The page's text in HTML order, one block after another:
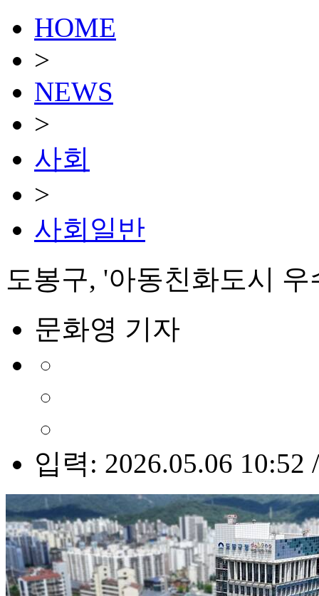
HOME
>
NEWS
>
사회
>
사회일반
도봉구, '아동친화도시
문화영 기자
입력: 2026.05.06 10:52